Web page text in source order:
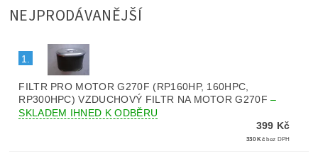
NEJPRODÁVANĚJŠÍ
1.
FILTR PRO MOTOR G270F (RP160HP, 160HPC,
RP300HPC) VZDUCHOVÝ FILTR NA MOTOR G270F–
SKLADEM IHNED K ODBĚRU
399 Kč
330 Kč bez DPH